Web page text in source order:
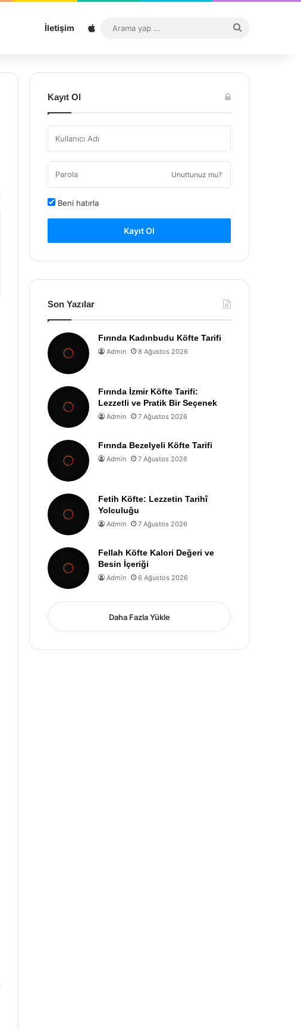
İletişim Sitemap
...
Kayıt Ol
Unuttunuz mu?
Beni hatırla
Kayıt Ol
Son Yazılar
Fırında Kadınbudu Köfte Tarifi
Admin 8 Ağustos 2026
Fırında İzmir Köfte Tarifi:
Lezzetli ve Pratik Bir Seçenek
Admin 7 Ağustos 2026
Fırında Bezelyeli Köfte Tarifi
Admin 7 Ağustos 2026
Fetih Köfte: Lezzetin Tarihî
Yolculuğu
Admin 7 Ağustos 2026
Fellah Köfte Kalori Değeri ve
Besin İçeriği
Admin 6 Ağustos 2026
Daha Fazla Yükle